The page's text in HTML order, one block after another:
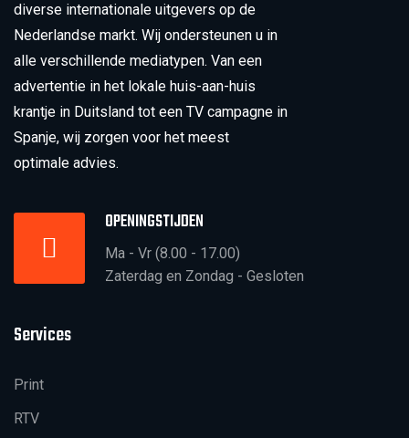
diverse internationale uitgevers op de
Nederlandse markt. Wij ondersteunen u in
alle verschillende mediatypen. Van een
advertentie in het lokale huis-aan-huis
krantje in Duitsland tot een TV campagne in
Spanje, wij zorgen voor het meest
optimale advies.
OPENINGSTIJDEN
Ma - Vr (8.00 - 17.00)
Zaterdag en Zondag - Gesloten
Services
Print
RTV